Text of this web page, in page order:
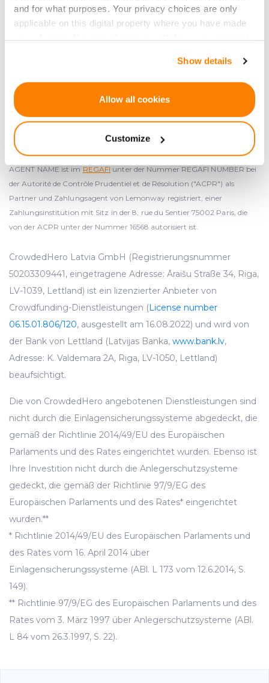
and for what purposes. Your privacy choices are only
applicable on this digital property where you have made
If you allow, we would also like to:
Identify your device by actively scanning it for
specific characteristics (fingerprinting)
Find out more about how your personal data is processed
and set your preferences in thedetails section.
We use cookies to provide website functionality, analyse
advertising. See more in ourCookies policy.
Show details
Allow all cookies
Customize
Partner von
Dezember 2012 unter der Nummer 16568 zugelassenen
Zahlungsinstitution.
AGENT NAME ist im REGAFI unter der Nummer REGAFI NUMBER bei
der Autorité de Contrôle Prudentiel et de Résolution ("ACPR") als
Partner und Zahlungsagent von Lemonway registriert, einer
Zahlungsinstitution mit Sitz in der 8, rue du Sentier 75002 Paris, die
von der ACPR unter der Nummer 16568 autorisiert ist.
CrowdedHero Latvia GmbH (Registrierungsnummer
50203309441, eingetragene Adresse: Āraišu Straße 34, Riga,
LV-1039, Lettland) ist ein lizenzierter Anbieter von
Crowdfunding-Dienstleistungen (License number
06.15.01.806/120, ausgestellt am 16.08.2022) und wird von
der Bank von Lettland (Latvijas Banka, www.bank.lv,
Adresse: K. Valdemara 2A, Riga, LV-1050, Lettland)
beaufsichtigt.
Die von CrowdedHero angebotenen Dienstleistungen sind
nicht durch die Einlagensicherungssysteme abgedeckt, die
gemäß der Richtlinie 2014/49/EU des Europäischen
Parlaments und des Rates eingerichtet wurden. Ebenso ist
Ihre Investition nicht durch die Anlegerschutzsysteme
gedeckt, die gemäß der Richtlinie 97/9/EG des
Europäischen Parlaments und des Rates* eingerichtet
wurden.**
* Richtlinie 2014/49/EU des Europäischen Parlaments und
des Rates vom 16. April 2014 über
Einlagensicherungssysteme (ABl. L 173 vom 12.6.2014, S.
149).
** Richtlinie 97/9/EG des Europäischen Parlaments und des
Rates vom 3. März 1997 über Anlegerschutzsysteme (ABl.
L 84 vom 26.3.1997, S. 22).